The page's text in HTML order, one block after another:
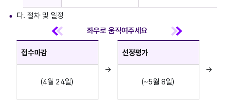
다. 절차 및 일정
접수마감
→
선정평가
→
(4월 24일) (~5월 8일)